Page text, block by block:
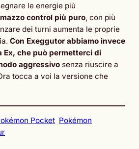
le energie più
mazzo control più puro, con più
dei turni aumenta le proprie
Con Exeggutor abbiamo invece
Ex, che può permetterci di
aggressivo senza riuscire a
tocca a voi la versione che
Pocket Pokémon